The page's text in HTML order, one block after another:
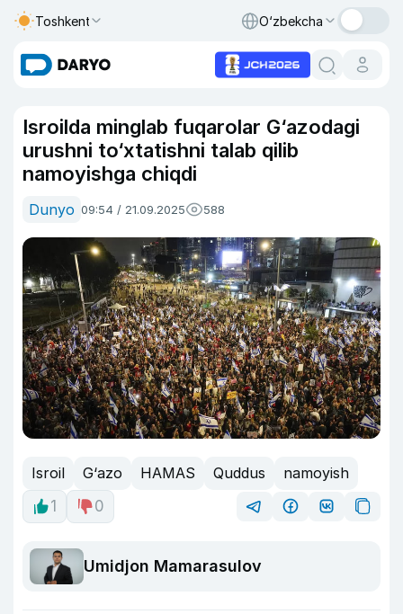
Toshkent O‘zbekcha
Isroilda minglab fuqarolar G‘azodagi
urushni to‘xtatishni talab qilib
namoyishga chiqdi
Dunyo 09:54 / 21.09.2025 588
Isroil G‘azo HAMAS Quddus
namoyish
1
0
Umidjon Mamarasulov